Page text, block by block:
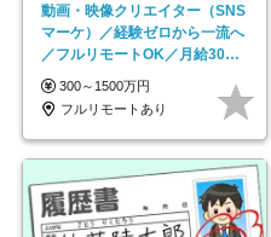
動画・映像クリエイター（SNS
マーケ）／経験ゼロから一流へ
／フルリモートOK／月給30万
円～／年休130日以上
300～1500万円
フルリモートあり